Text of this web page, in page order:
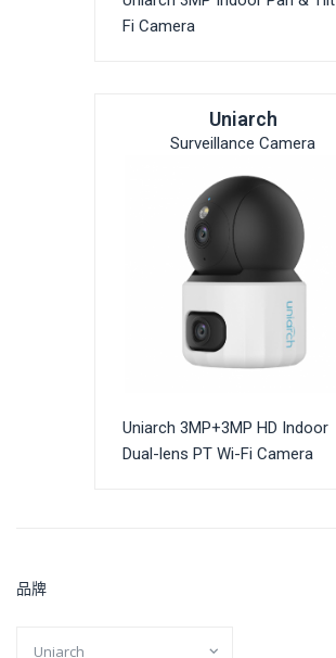
Fi Camera
Uniarch
Surveillance Camera
Uniarch 3MP+3MP HD Indoor
Dual-lens PT Wi-Fi Camera
品牌